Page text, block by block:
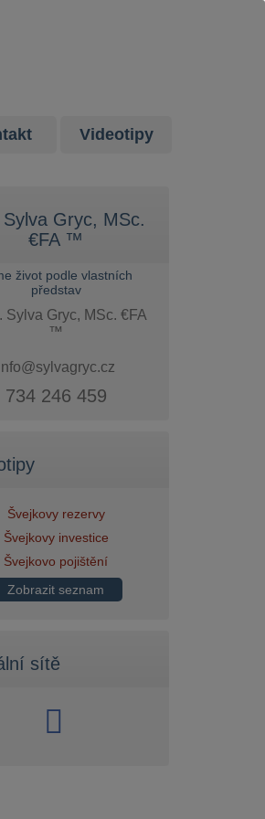
Videotipy
Sylva Gryc, MSc.
€FA ™
život podle vlastních
představ
734 246 459
Švejkovy rezervy
Švejkovy investice
Švejkovo pojištění
Zobrazit seznam
sítě